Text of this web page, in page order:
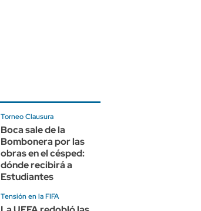
Torneo Clausura
Boca sale de la
Bombonera por las
obras en el césped:
dónde recibirá a
Estudiantes
Tensión en la FIFA